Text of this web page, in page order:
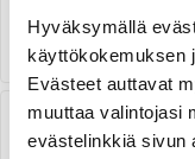
Hyväksymällä
käyttökokemuksen
Evästeet auttavat
muuttaa valintojasi
evästelinkkiä sivun
Sydänliiton kurssit
sydänalueella